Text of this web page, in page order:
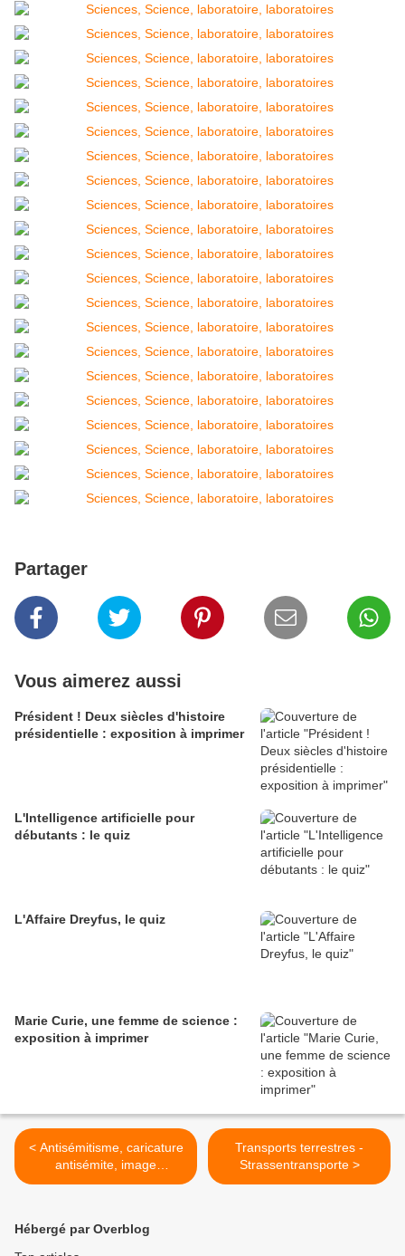
Partager
Vous aimerez aussi
Président ! Deux siècles d'histoire
présidentielle : exposition à imprimer
L'Intelligence artificielle pour
débutants : le quiz
L'Affaire Dreyfus, le quiz
Marie Curie, une femme de science :
exposition à imprimer
< Antisémitisme, caricature
antisémite, image
antisémite, images
antisémites
Transports terrestres -
Strassentransporte >
Hébergé par Overblog